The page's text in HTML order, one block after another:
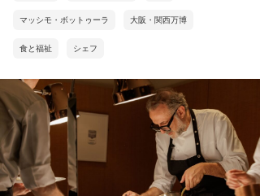
マッシモ・ボットゥーラ 大阪・関西万博
食と福祉 シェフ